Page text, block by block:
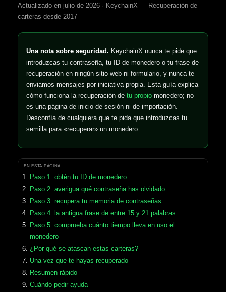
Actualizado en julio de 2026 · KeychainX — Recuperación de
carteras desde 2017
Una nota sobre seguridad. KeychainX nunca te pide que
introduzcas tu contraseña, tu ID de monedero o tu frase de
recuperación en ningún sitio web ni formulario, y nunca te
enviamos mensajes por iniciativa propia. Esta guía explica
cómo funciona la recuperación de tu propiomonedero; no
es una página de inicio de sesión ni de importación.
Desconfía de cualquiera que te pida que introduzcas tu
semilla para «recuperar» un monedero.
EN ESTA PÁGINA
Paso 1: obtén tu ID de monedero
Paso 2: averigua qué contraseña has olvidado
Paso 3: recupera tu memoria de contraseñas
Paso 4: la antigua frase de entre 15 y 21 palabras
Paso 5: comprueba cuánto tiempo lleva en uso el
monedero
¿Por qué se atascan estas carteras?
Una vez que te hayas recuperado
Resumen rápido
Cuándo pedir ayuda